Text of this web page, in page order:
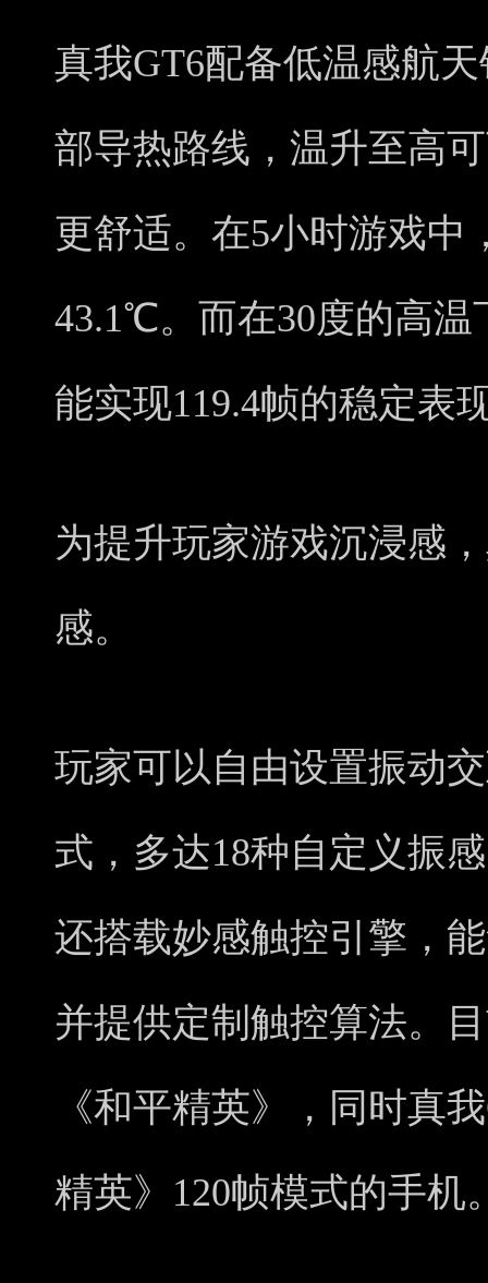
真我GT6配备低温感航
部导热路线，温升至高
更舒适。在5小时游戏中
43.1℃。而在30度的高温
能实现119.4帧的稳定表
为提升玩家游戏沉浸感
感。
玩家可以自由设置振动
式，多达18种自定义振
还搭载妙感触控引擎，
并提供定制触控算法。
《和平精英》，同时真
精英》120帧模式的手机